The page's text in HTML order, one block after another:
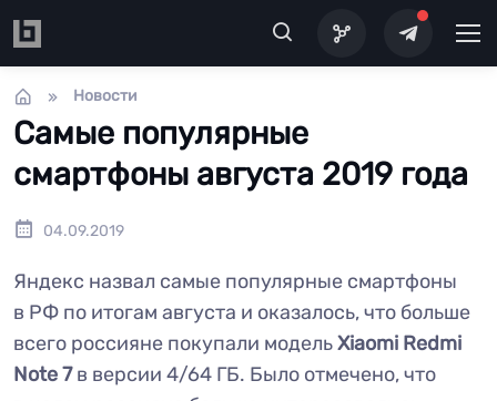
Новости
Самые популярные
смартфоны августа 2019 года
04.09.2019
Яндекс назвал самые популярные смартфоны
в РФ по итогам августа и оказалось, что больше
всего россияне покупали модельXiaomi Redmi
Note 7в версии 4/64 ГБ. Было отмечено, что